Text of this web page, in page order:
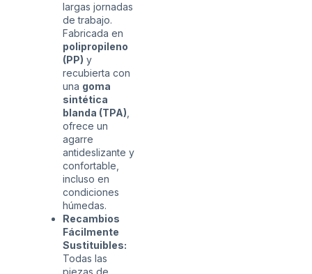
largas jornadas
de trabajo.
Fabricada en
polipropileno
(PP) y
recubierta con
una goma
sintética
blanda (TPA)
ofrece un
agarre
antideslizante y
confortable,
incluso en
condiciones
húmedas.
Recambios
Fácilmente
Sustituibles:
Todas las
piezas de